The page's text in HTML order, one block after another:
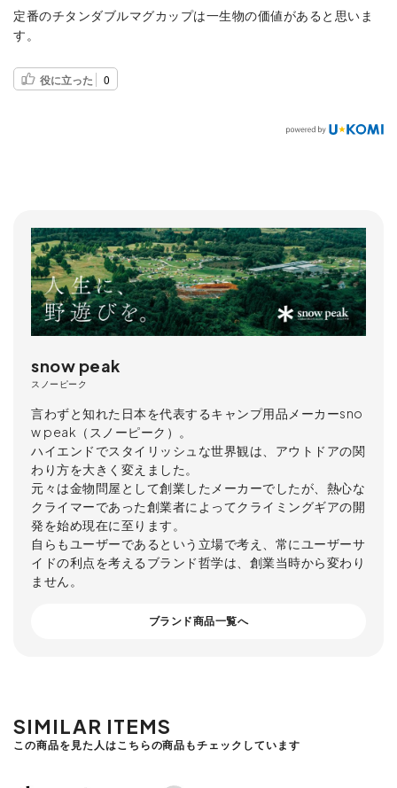
定番のチタンダブルマグカップは一生物の価値があると思いま
す。
役に立った 0
snow peak
スノーピーク
言わずと知れた日本を代表するキャンプ用品メーカーsno
w peak（スノーピーク）。
ハイエンドでスタイリッシュな世界観は、アウトドアの関
わり方を大きく変えました。
元々は金物問屋として創業したメーカーでしたが、熱心な
クライマーであった創業者によってクライミングギアの開
発を始め現在に至ります。
自らもユーザーであるという立場で考え、常にユーザーサ
イドの利点を考えるブランド哲学は、創業当時から変わり
ません。
ブランド商品一覧へ
SIMILAR ITEMS
この商品を見た人はこちらの商品もチェックしています